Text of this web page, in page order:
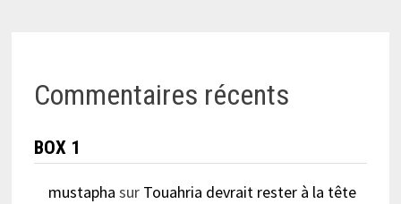
Commentaires récents
BOX 1
mustapha sur Touahria devrait rester à la tête